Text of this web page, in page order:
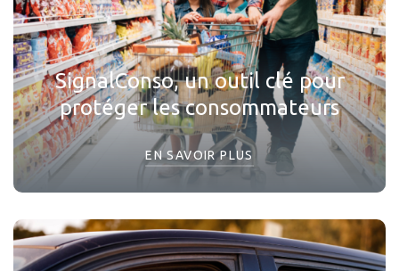
SignalConso, un outil clé pour
protéger les consommateurs
EN SAVOIR PLUS